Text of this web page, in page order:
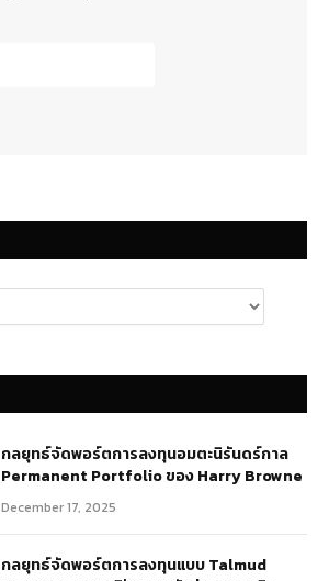
กลยุทธ์​จัดพอร์ตการลงทุนอมตะนิรันดร์กาล
Permanent Portfolio ของ Harry Browne
December 17, 2025
กลยุทธ์จัดพอร์ตการลงทุนแบบ Talmud